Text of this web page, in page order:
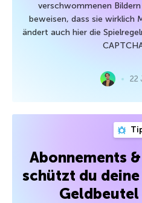
verschwommenen
beweisen, dass sie wirklich
ändert auch hier die
22
Abonnements
schützt du
Geldbeutel